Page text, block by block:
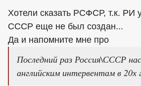
Хотели сказать РСФСР, т.к. РИ
СССР еще не был создан...
Да и напомните мне про
Последний раз Россия\СССР
английским интервентам в 20х